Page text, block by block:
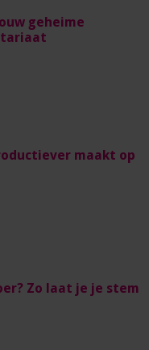
geheime
maakt op
Zo laat je je stem